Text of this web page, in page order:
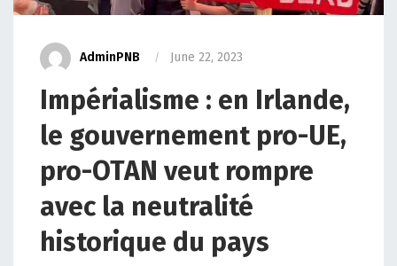
AdminPNB June 22, 2023
Impérialisme : en Irlande,
le gouvernement pro-UE,
pro-OTAN veut rompre
avec la neutralité
historique du pays